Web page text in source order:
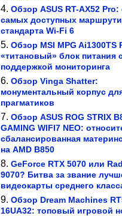
Обзор ASUS RT-AX52 Pro:
самых доступных
стандарта Wi-Fi 6
Обзор MSI MPG Ai1300TS
«титановый» блок питания
поддержкой мониторинга
Обзор Vinga Shatter:
монументальный корпус
прагматиков
Обзор ASUS ROG STRIX
GAMING WIFI7 NEO:
сбалансированная
на AMD B850
GeForce RTX 5070 или
9070? Битва за звание
видеокарты среднего
Обзор Dream Machines
16UA32: топовый игровой